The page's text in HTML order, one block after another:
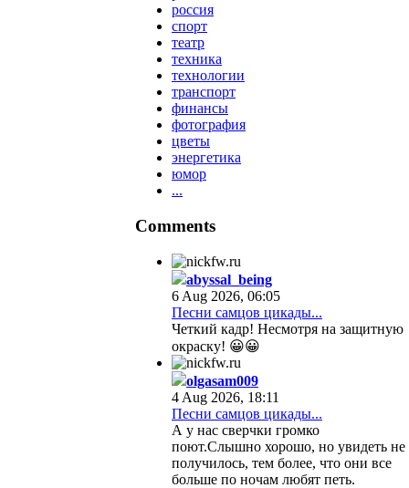
россия
спорт
театр
техника
технологии
транспорт
финансы
фотография
цветы
энергетика
юмор
...
Comments
abyssal_being
6 Aug 2026, 06:05
Песни самцов цикады...
Четкий кадр! Несмотря на защитную
окраску! 😀😀
olgasam009
4 Aug 2026, 18:11
Песни самцов цикады...
А у нас сверчки громко
поют.Слышно хорошо, но увидеть не
получилось, тем более, что они все
больше по ночам любят петь.